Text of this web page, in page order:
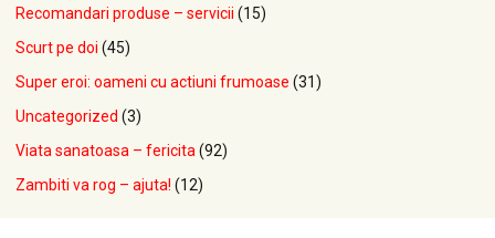
Recomandari produse – servicii (15)
Scurt pe doi (45)
Super eroi: oameni cu actiuni frumoase (31)
Uncategorized (3)
Viata sanatoasa – fericita (92)
Zambiti va rog – ajuta! (12)